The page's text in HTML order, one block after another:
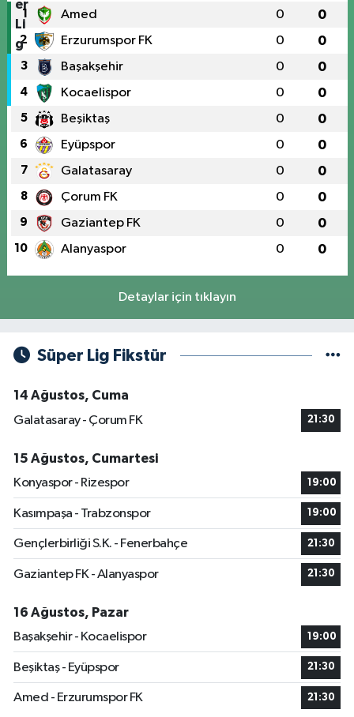
1 Amed 0 0
2 Erzurumspor FK 0 0
3 Başakşehir 0 0
4 Kocaelispor 0 0
5 Beşiktaş 0 0
6 Eyüpspor 0 0
7 Galatasaray 0 0
8 Çorum FK 0 0
9 Gaziantep FK 0 0
10 Alanyaspor 0 0
Detaylar için tıklayın
Süper Lig Fikstür
14 Ağustos, Cuma
Galatasaray - Çorum FK
21:30
15 Ağustos, Cumartesi
Konyaspor - Rizespor
19:00
Kasımpaşa - Trabzonspor 19:00
Gençlerbirliği S.K. - Fenerbahçe 21:30
Gaziantep FK - Alanyaspor 21:30
16 Ağustos, Pazar
Başakşehir - Kocaelispor
19:00
Beşiktaş - Eyüpspor 21:30
Amed - Erzurumspor FK 21:30